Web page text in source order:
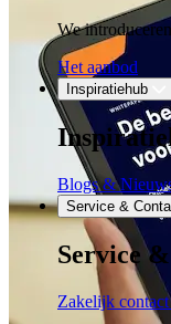
We
Het aanbod
Inspiratiehub
Blogs &
Service &
Service
Zakelijk